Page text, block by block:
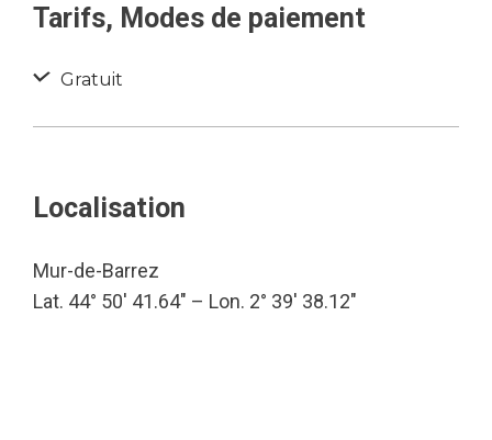
Tarifs, Modes de paiement
Gratuit
Localisation
Mur-de-Barrez
Lat. 44° 50′ 41.64″ – Lon. 2° 39′ 38.12″